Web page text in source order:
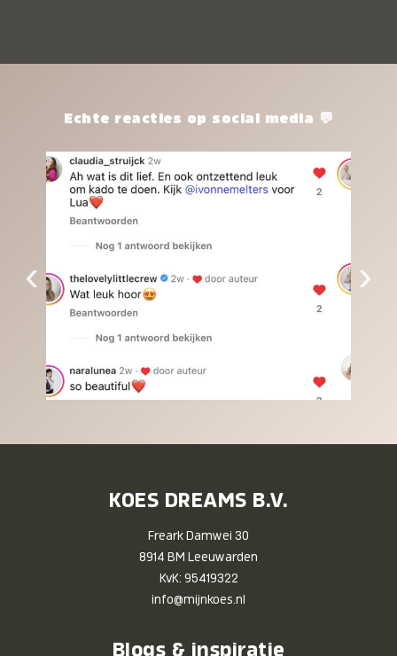
het waard.Echte reacties op social media 💬
‹ ›
KOES DREAMS B.V.
Freark Damwei 30
8914 BM Leeuwarden
KvK: 95419322
info@mijnkoes.nl
Blogs & inspiratie